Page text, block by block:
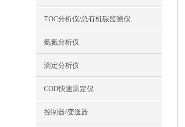
TOC分析仪/总有机碳监测仪
氨氮分析仪
滴定分析仪
COD快速测定仪
控制器/变送器